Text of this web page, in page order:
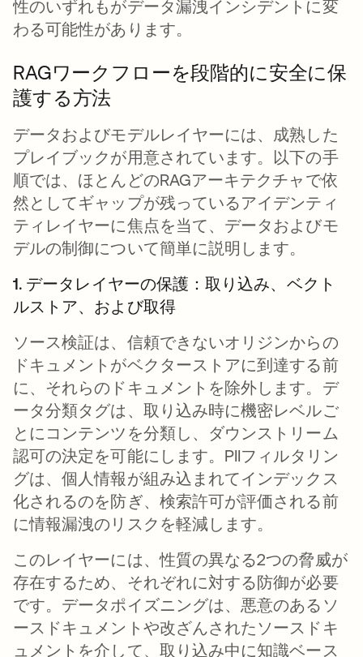
性のいずれもがデータ漏洩インシデントに変
わる可能性があります。
RAGワークフローを段階的に安全に保
護する方法
データおよびモデルレイヤーには、成熟した
プレイブックが用意されています。以下の手
順では、ほとんどのRAGアーキテクチャで依
然としてギャップが残っているアイデンティ
ティレイヤーに焦点を当て、データおよびモ
デルの制御について簡単に説明します。
1. データレイヤーの保護：取り込み、ベクト
ルストア、および取得
ソース検証は、信頼できないオリジンからの
ドキュメントがベクターストアに到達する前
に、それらのドキュメントを除外します。デ
ータ分類タグは、取り込み時に機密レベルご
とにコンテンツを分類し、ダウンストリーム
認可の決定を可能にします。PIIフィルタリン
グは、個人情報が組み込まれてインデックス
化されるのを防ぎ、検索許可が評価される前
に情報漏洩のリスクを軽減します。
このレイヤーには、性質の異なる2つの脅威が
存在するため、それぞれに対する防御が必要
です。データポイズニングは、悪意のあるソ
ースドキュメントや改ざんされたソースドキ
ュメントを介して、取り込み中に知識ベース